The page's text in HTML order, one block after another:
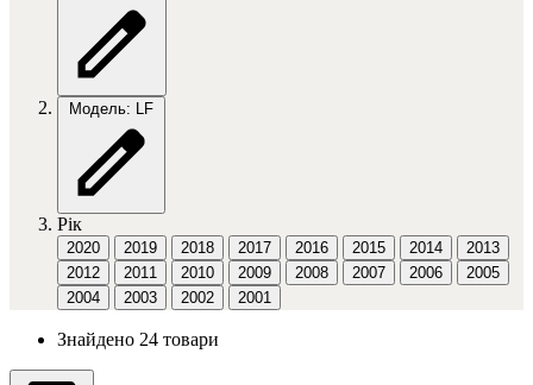
Модель: LF
Рік
2020 2019 2018 2017 2016 2015 2014
2013
2012
2011 2010 2009 2008 2007 2006
2005
2004
2003 2002 2001
Знайдено 24 товари